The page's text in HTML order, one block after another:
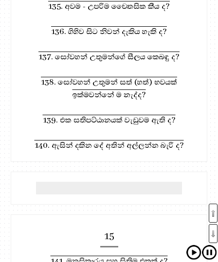
135. අවම - උපරිම චෛතසික කීය ද?
136. ගිහිව සිට නිවන් දැකිය හැකි ද?
137. සෝවහන් උතුමන්ගේ සීලය කෙබඳු ද?
138. සෝවහන් උතුමන් සත් (හත්) භවයක්
ඉක්මවන්නේ ම නැද්ද?
139. එක සතිපට්ඨානයක් වැඩුවම ඇති ද?
140. ඇසින් දකින දේ අතින් අල්ලන්න බැරි ද?
15